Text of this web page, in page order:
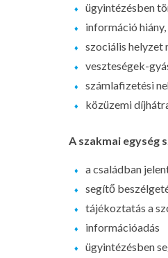
ügyintézésben
információ hiány,
szociális helyzet
veszteségek-
számlafizetési
közüzemi
A szakmai egység
a családban
segítő
tájékoztatás a
információadás
ügyintézésben